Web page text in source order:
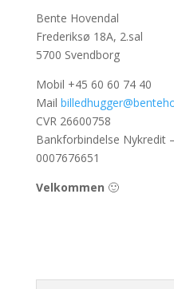
Bente Hovendal
Frederiksø 18A, 2.sal
5700 Svendborg
Mobil +45 60 60 74 40
Mail
CVR 26600758
Bankforbindelse Nykredit
0007676651
Velkommen 🙂